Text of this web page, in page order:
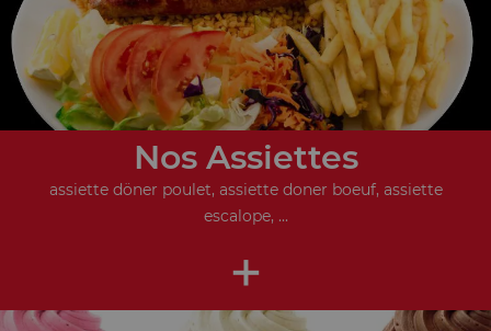
Nos Assiettes
assiette döner poulet, assiette doner boeuf, assiette
escalope, ...
+